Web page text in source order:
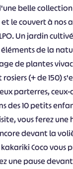
belle
le couvert à nos
Un jardin
éléments de la
de plantes
(+ de 150)
parterres,
des 10 petits
vous ferez
devant la
Coco vous
une pause